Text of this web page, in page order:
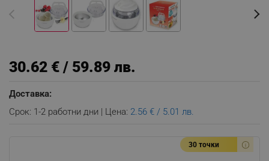
30.62 € / 59.89 лв.
Доставка:
Срок: 1-2 работни дни | Цена: 2.56 € / 5.01 лв.
30 точки